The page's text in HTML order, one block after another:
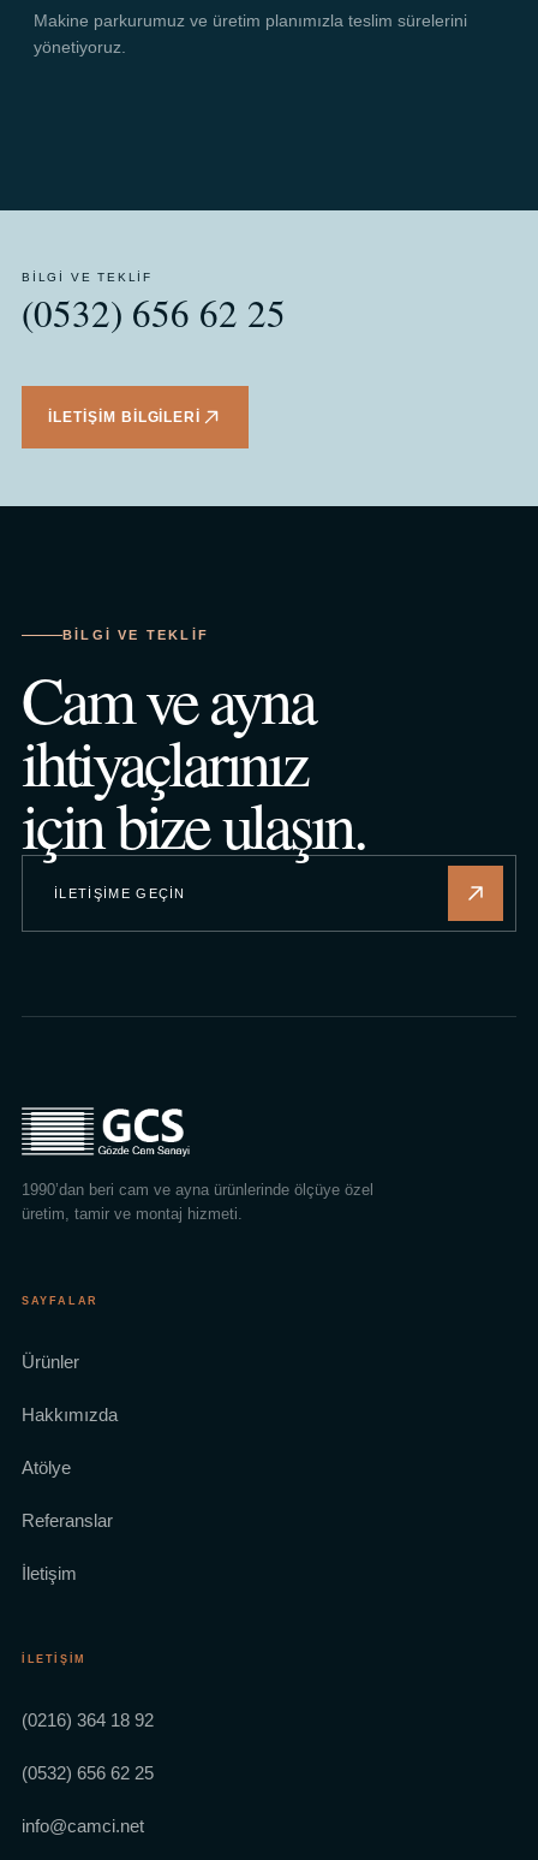
Makine parkurumuz ve üretim planımızla teslim sürelerini
yönetiyoruz.
BILGI VE TEKLIF
(0532) 656 62 25
İLETIŞIM BILGILERI
BILGI VE TEKLIF
Cam ve ayna
ihtiyaçlarınız
için bize ulaşın.
İLETIŞIME GEÇIN
1990’dan beri cam ve ayna ürünlerinde ölçüye özel
üretim, tamir ve montaj hizmeti.
SAYFALAR
Ürünler
Hakkımızda
Atölye
Referanslar
İletişim
İLETIŞIM
(0216) 364 18 92
(0532) 656 62 25
info@camci.net